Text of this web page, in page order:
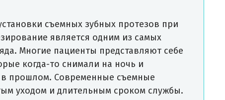
съемных зубных протезов при
является одним из самых
Многие пациенты представляют себе
когда-то снимали на ночь и
в прошлом. Современные съемные
уходом и длительным сроком службы.